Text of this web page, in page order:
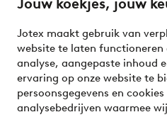
Jouw koekjes, jouw
Jotex maakt gebruik van
website te laten functioneren
analyse, aangepaste inhoud
ervaring op onze website te
persoonsgegevens en
analysebedrijven waarmee
Veilig betalen - Nu